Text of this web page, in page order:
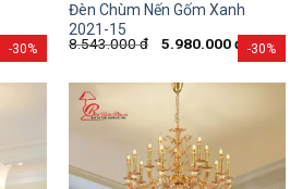
-30% -30%
Đèn Chùm Nến Gốm Xanh
2021-15
8.543.000đ 5.980.000đ